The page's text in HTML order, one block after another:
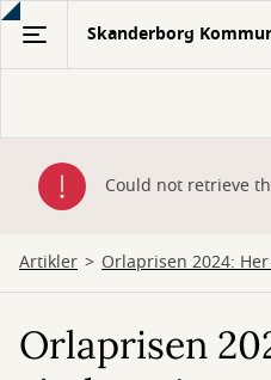
Gå
hovedindhold
Skanderborg
Fejlmeddelelse
Could not retrieve
Artikler Orlaprisen 2024:
Orlaprisen